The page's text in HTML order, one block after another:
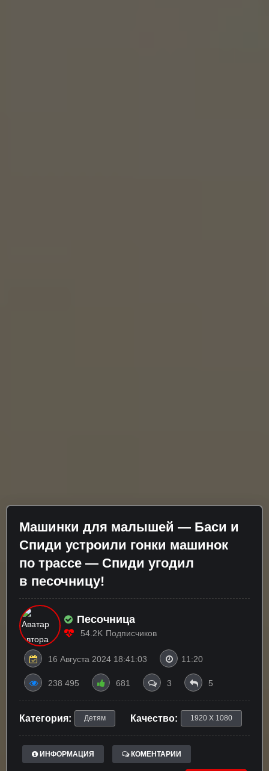
Машинки для малышей — Баси и
Спиди устроили гонки машинок
по трассе — Спиди угодил
в песочницу!
Песочница
54.2K Подписчиков
16 Августа 2024 18:41:03 11:20
238 495 681 3 5
Категория: Детям Качество: 1920 X 1080
ИНФОРМАЦИЯ КОМЕНТАРИИ